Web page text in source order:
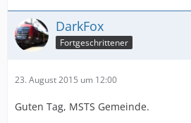
DarkFox
Fortgeschrittener
23. August 2015 um 12:00
Guten Tag, MSTS Gemeinde.